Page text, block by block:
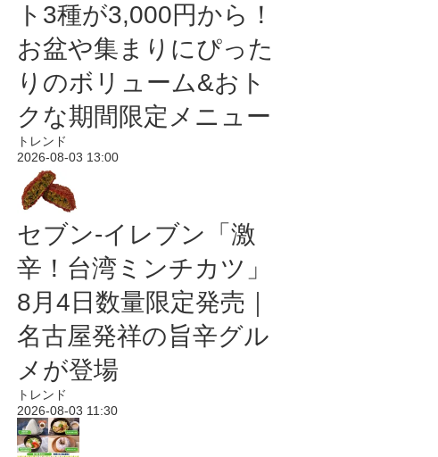
ト3種が3,000円から！
お盆や集まりにぴった
りのボリューム&おト
クな期間限定メニュー
トレンド
2026-08-03 13:00
セブン-イレブン「激
辛！台湾ミンチカツ」
8月4日数量限定発売｜
名古屋発祥の旨辛グル
メが登場
トレンド
2026-08-03 11:30